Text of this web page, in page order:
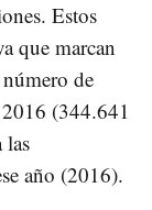
Estos
que marcan
de
(344.641
las
año (2016).